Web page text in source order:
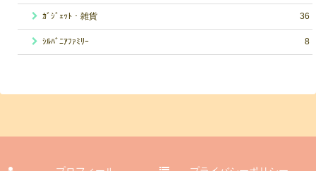
ｶﾞｼﾞｪｯﾄ・雑貨 36
ｼﾙﾊﾞﾆｱﾌｧﾐﾘｰ 8